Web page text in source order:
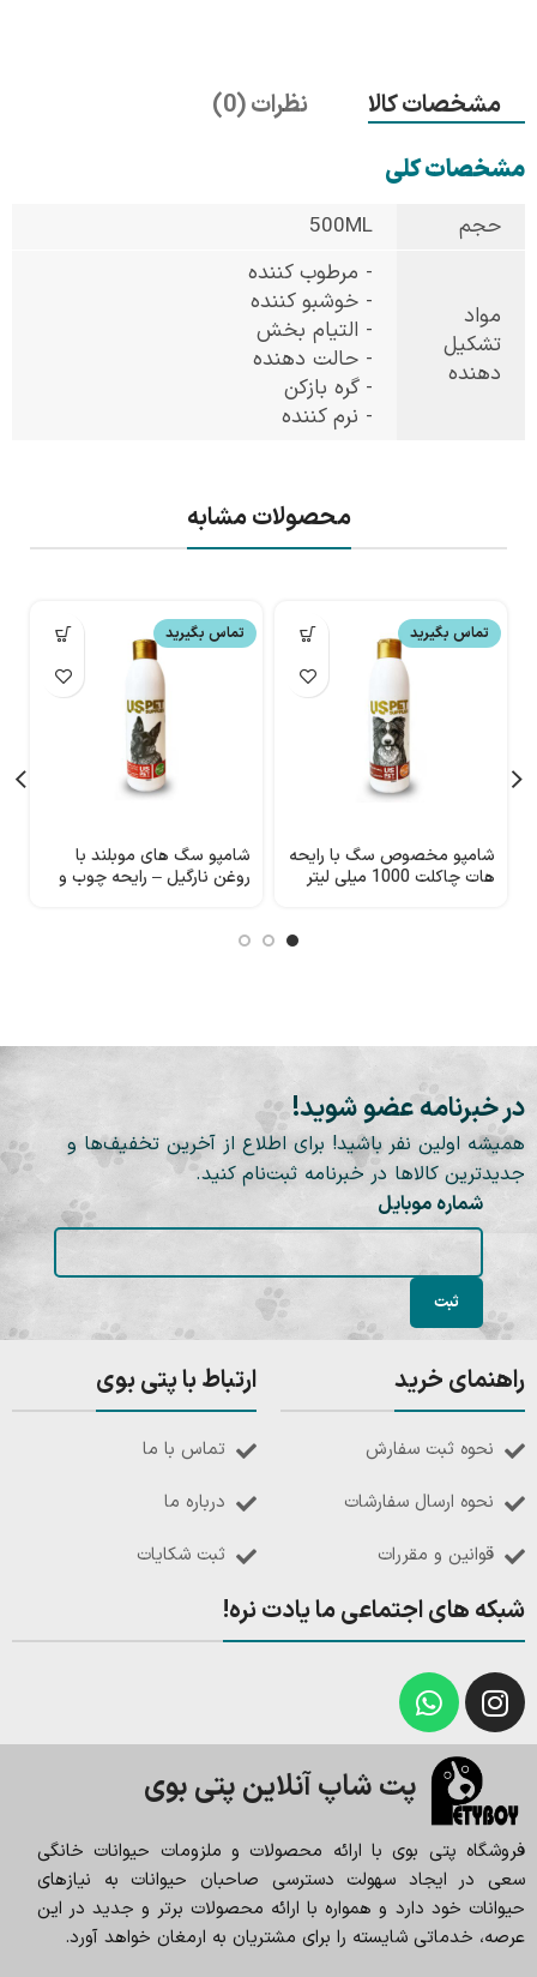
مشخصات کالا
نظرات (0)
مشخصات کلی
حجم 500ML
مواد
تشکیل
دهنده
- مرطوب کننده
- خوشبو کننده
- التیام بخش
- حالت دهنده
- گره بازکن
- نرم کننده
محصولات مشابه
تماس بگیرید
شامپو مخصوص سگ با رایحه
هات چاکلت 1000 میلی لیتر
تماس بگیرید
شامپو سگ های موبلند با
روغن نارگیل – رایحه چوب و
در خبرنامه عضو شوید!
همیشه اولین نفر باشید! برای اطلاع از آخرین تخفیف‌ها و
جدیدترین کالاها در خبرنامه ثبت‌نام کنید.
شماره موبایل
راهنمای خرید
نحوه ثبت سفارش
نحوه ارسال سفارشات
قوانین و مقررات
ارتباط با پتی بوی
تماس با ما
درباره ما
ثبت شکایات
شبکه های اجتماعی ما یادت نره!
پت شاپ آنلاین پتی بوی
فروشگاه پتی بوی با ارائه محصولات و ملزومات حیوانات خانگی
سعی در ایجاد سهولت دسترسی صاحبان حیوانات به نیازهای
حیوانات خود دارد و همواره با ارائه محصولات برتر و جدید در این
عرصه، خدماتی شایسته را برای مشتریان به ارمغان خواهد آورد.